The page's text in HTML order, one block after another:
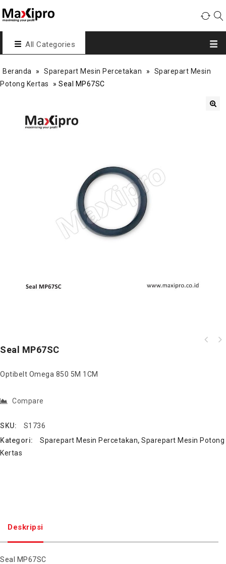
All Categories
Beranda » Sparepart Mesin Percetakan »
Sparepart Mesin
Potong Kertas
» Seal MP67SC
Seal MP67SC
Optibelt Omega 850 5M 1CM
Compare
SKU:
S1736
Kategori:
Sparepart Mesin Percetakan, Sparepart Mesin Potong
Kertas
Deskripsi
Seal MP67SC